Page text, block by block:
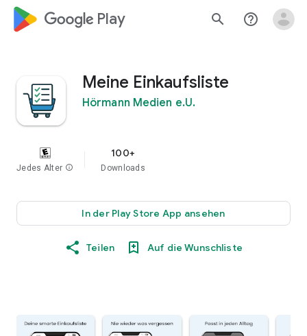
google_logo Play search help_outline
Meine Einkaufsliste
Hörmann Medien e.U.
Jedes Alter info
100+
Downloads
In der Play Store App ansehen
Teilen Auf die Wunschliste